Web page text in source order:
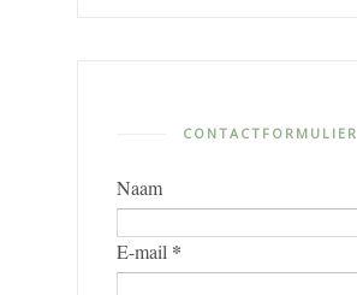
CONTACTFORMULIER
Naam
E-mail *